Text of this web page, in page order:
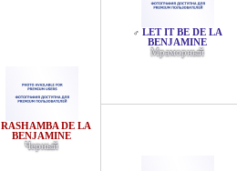
RASHAMBA DE LA
BENJAMINE
Черный
♂ LET IT BE DE LA
BENJAMINE
Мраморный